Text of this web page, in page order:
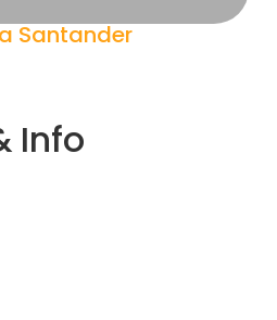
Santander
Info